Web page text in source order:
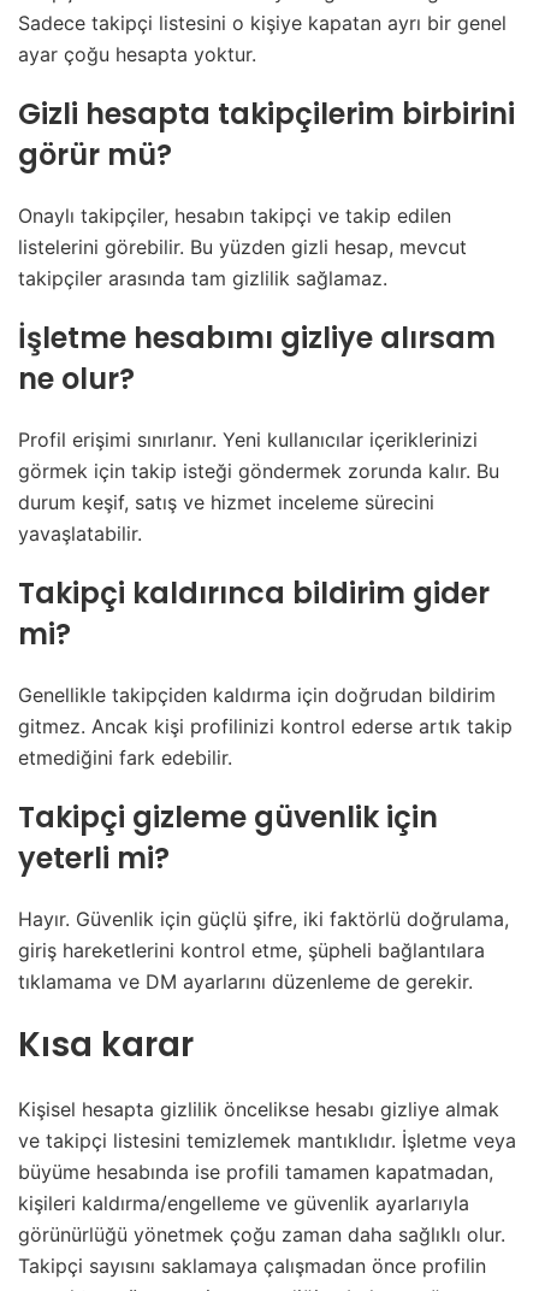
Sadece takipçi listesini o kişiye kapatan ayrı bir genel
ayar çoğu hesapta yoktur.
Gizli hesapta takipçilerim birbirini
görür mü?
Onaylı takipçiler, hesabın takipçi ve takip edilen
listelerini görebilir. Bu yüzden gizli hesap, mevcut
takipçiler arasında tam gizlilik sağlamaz.
İşletme hesabımı gizliye alırsam
ne olur?
Profil erişimi sınırlanır. Yeni kullanıcılar içeriklerinizi
görmek için takip isteği göndermek zorunda kalır. Bu
durum keşif, satış ve hizmet inceleme sürecini
yavaşlatabilir.
Takipçi kaldırınca bildirim gider
mi?
Genellikle takipçiden kaldırma için doğrudan bildirim
gitmez. Ancak kişi profilinizi kontrol ederse artık takip
etmediğini fark edebilir.
Takipçi gizleme güvenlik için
yeterli mi?
Hayır. Güvenlik için güçlü şifre, iki faktörlü doğrulama,
giriş hareketlerini kontrol etme, şüpheli bağlantılara
tıklamama ve DM ayarlarını düzenleme de gerekir.
Kısa karar
Kişisel hesapta gizlilik öncelikse hesabı gizliye almak
ve takipçi listesini temizlemek mantıklıdır. İşletme veya
büyüme hesabında ise profili tamamen kapatmadan,
kişileri kaldırma/engelleme ve güvenlik ayarlarıyla
görünürlüğü yönetmek çoğu zaman daha sağlıklı olur.
Takipçi sayısını saklamaya çalışmadan önce profilin